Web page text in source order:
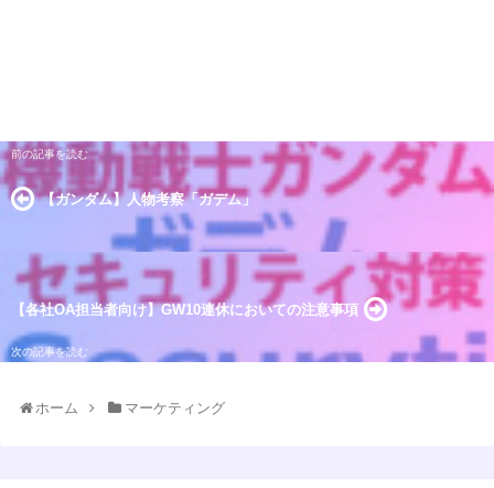
【ガンダム】人物考察「ガデム」
【各社OA担当者向け】GW10連休においての注意事項
ホーム マーケティング